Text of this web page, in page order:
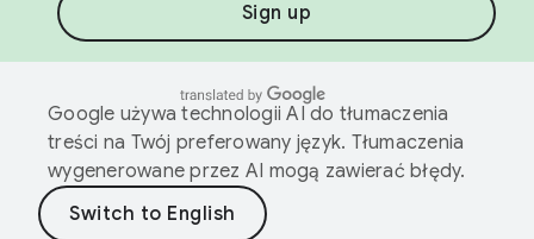
Sign up
Google używa technologii AI do tłumaczenia
treści na Twój preferowany język. Tłumaczenia
wygenerowane przez AI mogą zawierać błędy.